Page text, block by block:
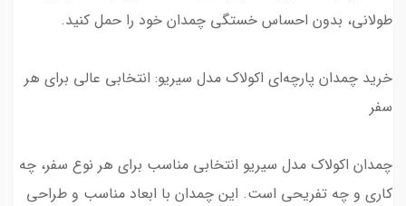
طولانی، بدون احساس خستگی چمدان خود را حمل کنید.
خرید چمدان پارچه‌ای اکولاک مدل سیریو: انتخابی عالی برای هر
سفر
چمدان اکولاک مدل سیریو انتخابی مناسب برای هر نوع سفر، چه
کاری و چه تفریحی است. این چمدان با ابعاد مناسب و طراحی